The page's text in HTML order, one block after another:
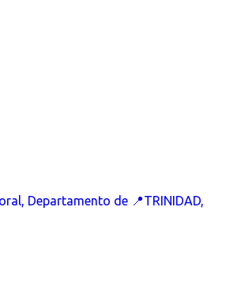
Departamento de 📍TRINIDAD,